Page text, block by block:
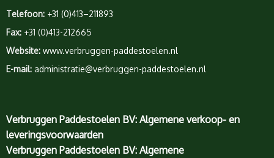
Telefoon: +31 (0)413–211893
Fax: +31 (0)413-212665
Website: www.verbruggen-paddestoelen.nl
E-mail: administratie@verbruggen-paddestoelen.nl
Verbruggen Paddestoelen BV: Algemene verkoop- en
leveringsvoorwaarden
Verbruggen Paddestoelen BV: Algemene